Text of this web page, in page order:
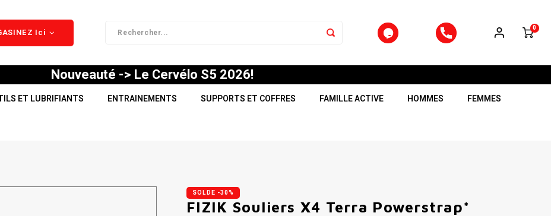
Ici 0
Nouveauté -> Le Cervélo S5 2026!
ET LUBRIFIANTS ENTRAINEMENTS SUPPORTS ET COFFRES FAMILLE ACTIVE HOMMES FEMMES
SOLDE -30%
FIZIK Souliers X4 Terra Powerstrap*